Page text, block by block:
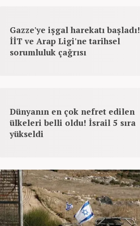
Gazze'ye işgal harekatı başladı!
İİT ve Arap Ligi'ne tarihsel
sorumluluk çağrısı
Dünyanın en çok nefret edilen
ülkeleri belli oldu! İsrail 5 sıra
yükseldi